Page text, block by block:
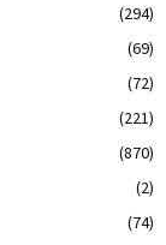
(294)
(69)
(72)
(221)
(870)
(2)
(74)